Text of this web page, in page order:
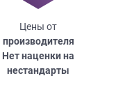
Цены от
производителя
Нет наценки на
нестандарты